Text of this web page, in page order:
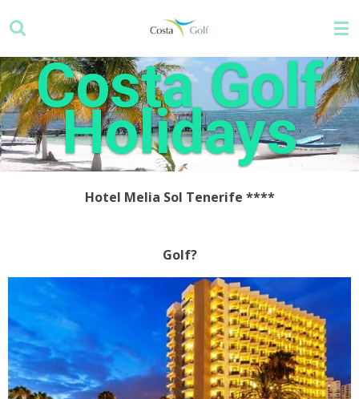
Hauptinhalt
springenCosta Golf
Holidays
Hotel Melia Sol Tenerife ****
Golf?